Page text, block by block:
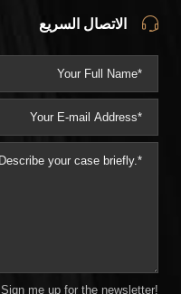
الاتصال السريع
Sign me up for the newsletter!